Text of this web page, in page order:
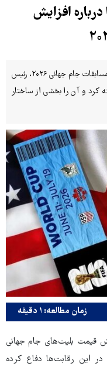
افزایش
در پی انتقادها از افزایش قابل‌توجه قیمت بلیت مسابقات جام جهانی ۲۰۲۶، رئیس
کرد و آن را بخشی از ساختار
زمان مطالعه: ۱ دقیقه
قیمت بلیت‌های جام جهانی
در این رقابت‌ها دفاع کرده